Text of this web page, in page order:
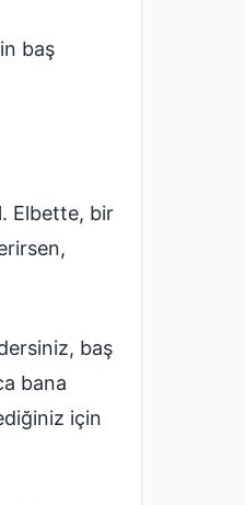
baş
Elbette, bir
baş
bana
için